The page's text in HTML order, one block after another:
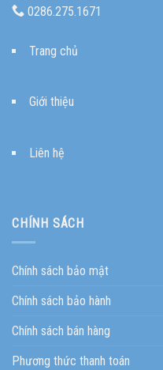
0286.275.1671
Trang chủ
Giới thiệu
Liên hệ
CHÍNH SÁCH
Chính sách bảo mật
Chính sách bảo hành
Chính sách bán hàng
Phương thức thanh toán